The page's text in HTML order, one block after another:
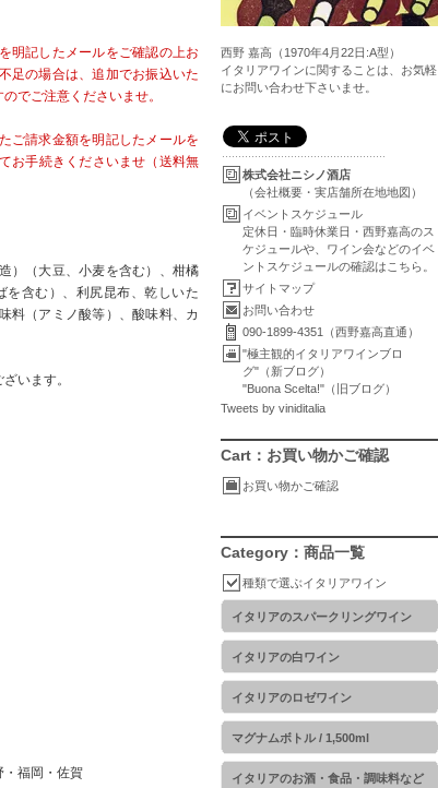
明記したメールをご確認の上お
足の場合は、追加でお振込いた
でご注意くださいませ。
ご請求金額を明記したメールを
お手続きくださいませ（送料無
）（大豆、小麦を含む）、柑橘
を含む）、利尻昆布、乾しいた
料（アミノ酸等）、酸味料、カ
います。
福岡・佐賀
西野 嘉高（1970年4月22日:A型）
イタリアワインに関することは、お気軽
にお問い合わせ下さいませ。
株式会社ニシノ酒店
（会社概要・実店舗所在地地図）
イベントスケジュール
定休日・臨時休業日・西野嘉高のス
ケジュールや、ワイン会などのイベ
ントスケジュールの確認はこちら。
サイトマップ
お問い合わせ
090-1899-4351（西野嘉高直通）
"極主観的イタリアワインブロ
グ"（新ブログ）
"Buona Scelta!"（旧ブログ）
Tweets by viniditalia
Cart：お買い物かご確認
お買い物かご確認
Category：商品一覧
種類で選ぶイタリアワイン
イタリアのスパークリングワイン
イタリアの白ワイン
イタリアのロゼワイン
マグナムボトル / 1,500ml
イタリアのお酒・食品・調味料など